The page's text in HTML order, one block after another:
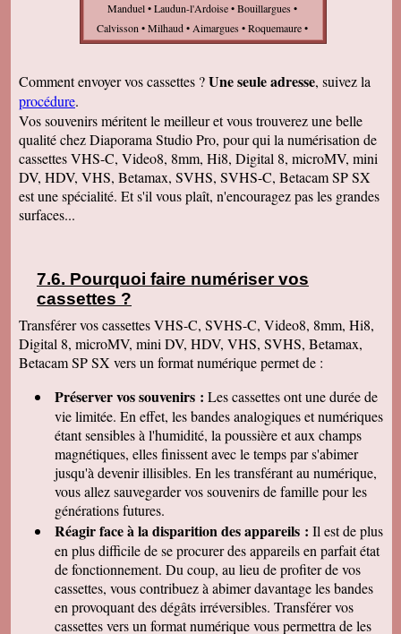
Manduel • Laudun-l'Ardoise • Bouillargues •
Calvisson • Milhaud • Aimargues • Roquemaure •
Vergèze • Saint-Privat-des-Vieux • Beauvoisin •
Hilaire-de-Brethmas • Saint-Martin-de-Valgalgues
Clarensac • Aramon • Caissargues • Redessan •
Générac • Pujaut • Saint-Hippolyte-du-Fort •
Jonquières-Saint-Vincent • Vigan • Gallargues-le-
Montueux • Salindres • Saint-Laurent-d'Aigouze •
Saint-Julien-les-Rosiers • Bernis • Aigues-Vives •
Rodilhan • Fourques • Bessèges • Meynes •
Bagard • Boisset-et-Gaujac • Saint-Jean-du-Gard •
Salles-du-Gardon • Cailar • Calmette • Codognan •
Aubord • Bezouce • Remoulins • Langlade • Saint-
Victor-la-Coste • Saze • Ribaute-les-Tavernes •
Saint-Geniès-de-Comolas • Saint-Gervasy • Saint-
Chaptes • Vézénobres • Sauve • Saint-Paulet-de-
Caisson • Villevieille • Tresques • Vers-Pont-du-
Gard • Sernhac • Mons • Sainte-Anastasie •
Comps • Castillon-du-Gard • Connaux • Fons •
Cabrières • Congénies • Cendras • Lédenon •
Saint-Mamert-du-Gard • Sabran • Barjac •
Comment envoyer vos cassettes ?Une seule adresse, suivez la
procédure.
Vos souvenirs méritent le meilleur et vous trouverez une belle
qualité chez Diaporama Studio Pro, pour qui la numérisation de
cassettes VHS-C, Video8, 8mm, Hi8, Digital 8, microMV, mini
DV, HDV, VHS, Betamax, SVHS, SVHS-C, Betacam SP SX
est une spécialité. Et s'il vous plaît, n'encouragez pas les grandes
surfaces...
Pourquoi faire numériser vos
cassettes ?
Transférer vos cassettes VHS-C, SVHS-C, Video8, 8mm, Hi8,
Digital 8, microMV, mini DV, HDV, VHS, SVHS, Betamax,
Betacam SP SX vers un format numérique permet de :
Préserver vos souvenirs : Les cassettes ont une durée de
vie limitée. En effet, les bandes analogiques et numériques
étant sensibles à l'humidité, la poussière et aux champs
magnétiques, elles finissent avec le temps par s'abimer
jusqu'à devenir illisibles. En lestransférant au numérique,
vous allez sauvegarder vos souvenirs de famille pour les
générations futures.
Réagir face à la disparition des appareils : Il est de plus
en plus difficile de se procurer des appareils en parfait état
de fonctionnement. Du coup, au lieu de profiter de vos
cassettes, vous contribuez à abimer davantage les bandes
en provoquant des dégâts irréversibles. Transférer vos
cassettes vers un format numérique vous permettra de les